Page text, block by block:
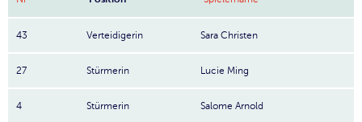
43 Verteidigerin Sara Christen
27 Stürmerin Lucie Ming
4 Stürmerin Salome Arnold